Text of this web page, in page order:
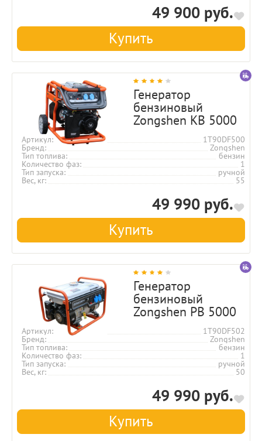
49 900 руб.
Купить
Генератор
бензиновый
Zongshen KB 5000
Артикул 1T90DF500
Бренд Zongshen
Тип топлива бензин
Количество фаз 1
Тип запуска ручной
Вес, кг 55
49 990 руб.
Купить
Генератор
бензиновый
Zongshen PB 5000
Артикул 1T90DF502
Бренд Zongshen
Тип топлива бензин
Количество фаз 1
Тип запуска ручной
Вес, кг 50
49 990 руб.
Купить